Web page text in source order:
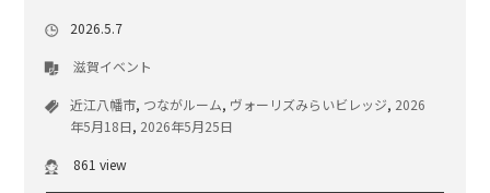
2026.5.7
滋賀イベント
近江八幡市, つながルーム, ヴォーリズみらいビレッジ, 2026
年5月18日, 2026年5月25日
861 view